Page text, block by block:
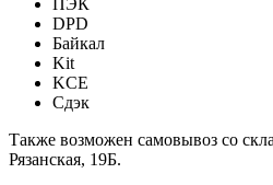
DPD
Байкал
Kit
KCE
Сдэк
Также возможен самовывоз со
Рязанская, 19Б.